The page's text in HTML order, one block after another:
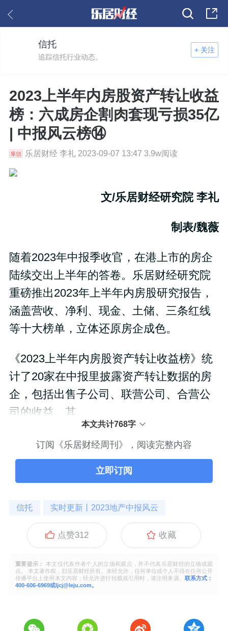
+ 关注
信托
追踪信托行业动态。
2023上半年内房股资产转让收益
榜：六成房企割肉套现亏损35亿
| 中报风云榜⑭
乐居财经 李礼 2023-09-07 13:47 3.9w阅读
文/乐居财经研究院 李礼
制表/魏薇
随着2023年中报季收官，在港上市的房企
陆续交出上半年的答卷。乐居财经研究院
重磅推出2023年上半年内房股研究报告，
涵盖营收、净利、现金、土储、三条红线
等十大榜单，立体还原房企成色。
《2023上半年内房股资产转让收益榜》统
计了20家在中报里披露资产转让数据的房
企，包括出售子公司、联营公司、合营公
司的收益。其
本文共计768字
订阅《乐居财经周刊》，阅读完整内容
立即订阅
信托 实时更新丨2023地产中报风云
点赞312 收藏
重要提示：
本文仅代表作者个人的立场和观点，并不代表乐居财经的立场或观
点。 本文著作权，归乐居财经所有。未经允许，任何单位或个人不得在任何公开
传播平台上使用本文内容；经允许进行转载或引用时，请注明来源。 联系方式：
400-606-6969或ljcj@leju.com。